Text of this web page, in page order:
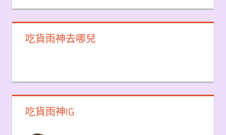
吃貨雨神去哪兒
吃貨雨神IG